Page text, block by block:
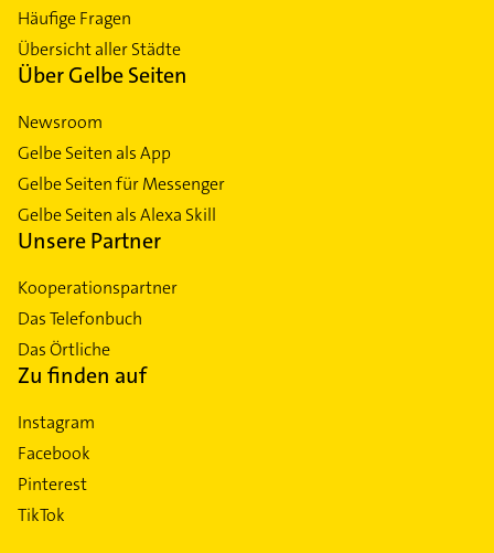
Häufige Fragen
Übersicht aller Städte
Über Gelbe Seiten
Newsroom
Gelbe Seiten als App
Gelbe Seiten für Messenger
Gelbe Seiten als Alexa Skill
Unsere Partner
Kooperationspartner
Das Telefonbuch
Das Örtliche
Zu finden auf
Instagram
Facebook
Pinterest
TikTok